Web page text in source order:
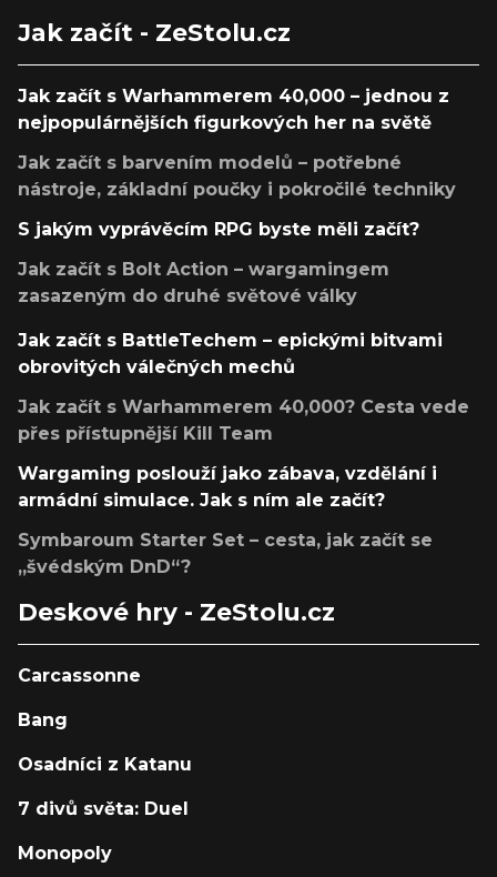
Jak začít - ZeStolu.cz
Jak začít s Warhammerem 40,000 – jednou z
nejpopulárnějších figurkových her na světě
Jak začít s barvením modelů – potřebné
nástroje, základní poučky i pokročilé techniky
S jakým vyprávěcím RPG byste měli začít?
Jak začít s Bolt Action – wargamingem
zasazeným do druhé světové války
Jak začít s BattleTechem – epickými bitvami
obrovitých válečných mechů
Jak začít s Warhammerem 40,000? Cesta vede
přes přístupnější Kill Team
Wargaming poslouží jako zábava, vzdělání i
armádní simulace. Jak s ním ale začít?
Symbaroum Starter Set – cesta, jak začít se
„švédským DnD“?
Deskové hry - ZeStolu.cz
Carcassonne
Bang
Osadníci z Katanu
7 divů světa: Duel
Monopoly